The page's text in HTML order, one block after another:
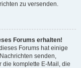
zu versenden.
Forums erhalten!
Forums hat einige
senden,
die komplette E-Mail, die